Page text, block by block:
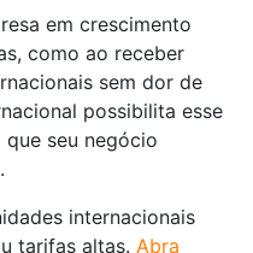
em crescimento
como ao receber
sem dor de
possibilita esse
seu negócio
internacionais
tarifas altas. Abra